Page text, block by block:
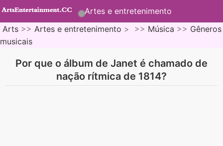
Artes e entretenimento
Arts >> Artes e entretenimento > >> Música >> Gêneros
musicais
Por que o álbum de Janet é chamado de
nação rítmica de 1814?